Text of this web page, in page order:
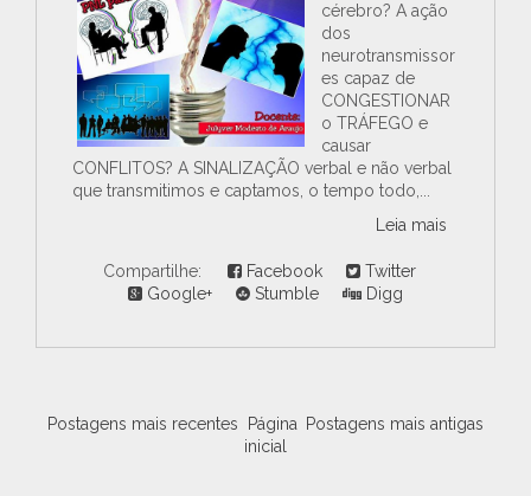
cérebro? A ação
dos
neurotransmissor
es capaz de
CONGESTIONAR
o TRÁFEGO e
causar
CONFLITOS? A SINALIZAÇÃO verbal e não verbal
que transmitimos e captamos, o tempo todo,...
Leia mais
Compartilhe: Facebook
Twitter
Google+
Stumble Digg
Postagens mais recentes Postagens mais antigas
Página
inicial